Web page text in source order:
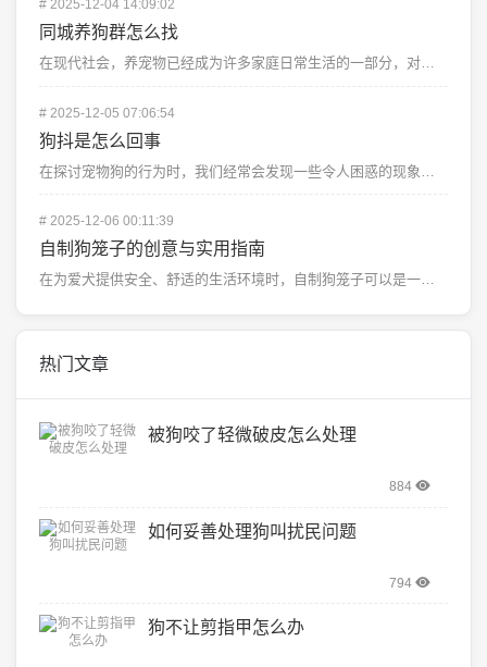
# 2025-12-04 14:09:02
同城养狗群怎么找
在现代社会，养宠物已经成为许多家庭日常生活的一部分，对于许多人来说，拥有一只可爱的狗狗不仅仅是一种乐...
# 2025-12-05 07:06:54
狗抖是怎么回事
# 2025-12-06 00:11:39
自制狗笼子的创意与实用指南
在为爱犬提供安全、舒适的生活环境时，自制狗笼子可以是一个既经济又环保的选择，以下是一些步骤和建议，帮...
热门文章
被狗咬了轻微破皮怎么处理
884
如何妥善处理狗叫扰民问题
794
狗不让剪指甲怎么办